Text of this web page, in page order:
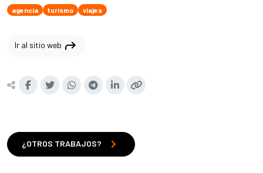
agencia turismo viajes
Ir al sitio web shortcut
¿OTROS TRABAJOS? chevron_right